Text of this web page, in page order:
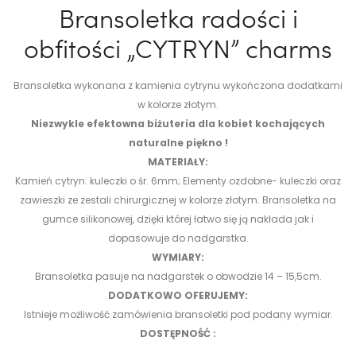
Bransoletka radości i
obfitości „CYTRYN” charms
Bransoletka wykonana z kamienia cytrynu wykończona dodatkami
w kolorze złotym.
Niezwykle efektowna biżuteria dla kobiet kochających
naturalne piękno !
MATERIAŁY:
Kamień cytryn: kuleczki o śr. 6mm; Elementy ozdobne- kuleczki oraz
zawieszki ze zestali chirurgicznej w kolorze złotym. Bransoletka na
gumce silikonowej, dzięki której łatwo się ją nakłada jak i
dopasowuje do nadgarstka.
WYMIARY:
Bransoletka pasuje na nadgarstek o obwodzie 14 – 15,5cm.
DODATKOWO OFERUJEMY:
Istnieje możliwość zamówienia bransoletki pod podany wymiar.
DOSTĘPNOŚĆ :